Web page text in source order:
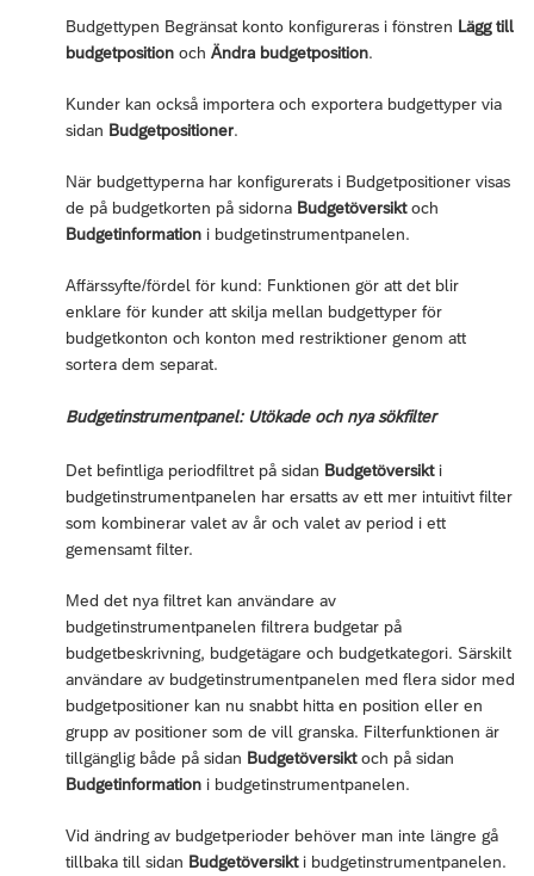
Budgettypen Begränsat konto konfigureras i fönstren Lägg till
budgetposition och Ändra budgetposition.
Kunder kan också importera och exportera budgettyper via
sidan Budgetpositioner.
När budgettyperna har konfigurerats i Budgetpositioner visas
de på budgetkorten på sidorna Budgetöversiktoch
Budgetinformation i budgetinstrumentpanelen.
Affärssyfte/fördel för kund: Funktionen gör att det blir
enklare för kunder att skilja mellan budgettyper för
budgetkonton och konton med restriktioner genom att
sortera dem separat.
Budgetinstrumentpanel: Utökade och nya sökfilter
Det befintliga periodfiltret på sidan Budgetöversikti
budgetinstrumentpanelen har ersatts av ett mer intuitivt filter
som kombinerar valet av år och valet av period i ett
gemensamt filter.
Med det nya filtret kan användare av
budgetinstrumentpanelen filtrera budgetar på
budgetbeskrivning, budgetägare och budgetkategori. Särskilt
användare av budgetinstrumentpanelen med flera sidor med
budgetpositioner kan nu snabbt hitta en position eller en
grupp av positioner som de vill granska. Filterfunktionen är
tillgänglig både på sidan Budgetöversiktoch på sidan
Budgetinformation i budgetinstrumentpanelen.
Vid ändring av budgetperioder behöver man inte längre gå
tillbaka till sidan Budgetöversikti budgetinstrumentpanelen.